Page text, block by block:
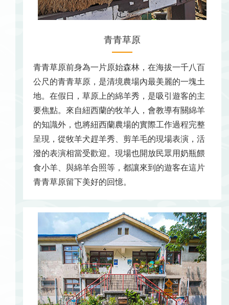
青青草原
青青草原前身為一片原始森林，在海拔一千八百
公尺的青青草原，是清境農場內最美麗的一塊土
地。在假日，草原上的綿羊秀，是吸引遊客的主
要焦點。來自紐西蘭的牧羊人，會教導有關綿羊
的知識外，也將紐西蘭農場的實際工作過程完整
呈現，從牧羊犬趕羊秀、剪羊毛的現場表演，活
潑的表演相當受歡迎。現場也開放民眾用奶瓶餵
食小羊、與綿羊合照等，都讓來到的遊客在這片
青青草原留下美好的回憶。